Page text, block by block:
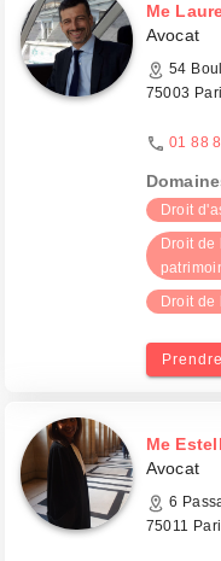
Me
Avocat
54
75003
01 88
Droit
Droit
Droit
Me
Avocat
6
75011